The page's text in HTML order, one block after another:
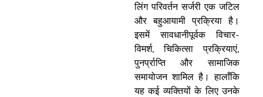
लिंग परिवर्तन सर्जरी एक जटिल
और बहुआयामी प्रक्रिया है।
इसमें सावधानीपूर्वक विचार-
विमर्श, चिकित्सा प्रक्रियाएं,
पुनर्प्राप्ति और सामाजिक
समायोजन शामिल है। हालाँकि
यह कई व्यक्तियों के लिए उनके